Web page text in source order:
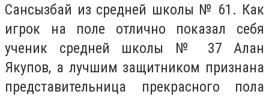
Сансызбай из средней школы № 61. Как
игрок на поле отлично показал себя
ученик средней школы № 37 Алан
Якупов, а лучшим защитником признана
представительница прекрасного пола